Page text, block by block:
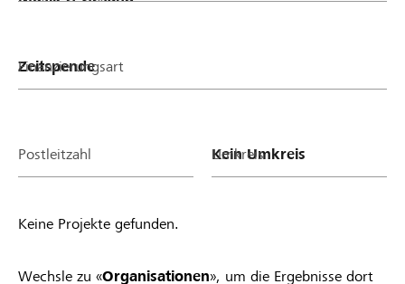
Finanzierungsart
Postleitzahl Umkreis
Keine Projekte gefunden.
Wechsle zu «Organisationen», um die Ergebnisse dort